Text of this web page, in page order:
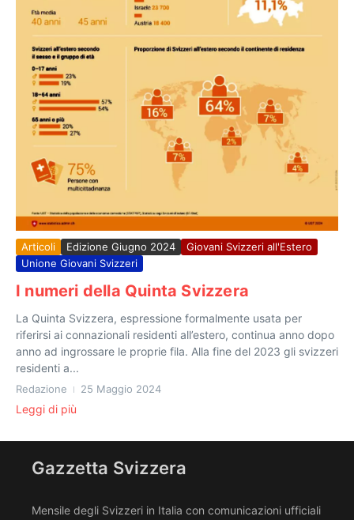
Articoli Edizione Giugno 2024
Giovani Svizzeri all'Estero
Unione Giovani Svizzeri
I numeri della Quinta Svizzera
La Quinta Svizzera, espressione formalmente usata per
riferirsi ai connazionali residenti all’estero, continua anno dopo
anno ad ingrossare le proprie fila. Alla fine del 2023 gli svizzeri
residenti a...
Redazione 25 Maggio 2024
Leggi di più
Gazzetta Svizzera
Mensile degli Svizzeri in Italia con comunicazioni ufficiali